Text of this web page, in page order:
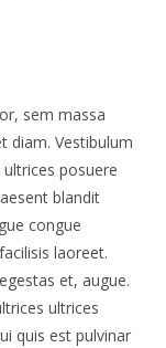
sem massa
diam. Vestibulum
posuere
blandit
congue
laoreet.
et, augue.
ultrices
quis est pulvinar